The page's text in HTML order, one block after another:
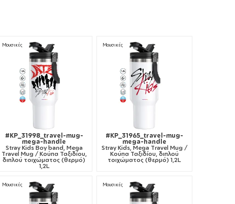
Μουσικές
#KP_31998_travel-mug-
mega-handle
Stray Kids Boy band, Mega
Travel Mug / Κούπα Ταξιδίου,
διπλού τοιχώματος (θερμό)
1,2L
Μουσικές
#KP_31965_travel-mug-
mega-handle
Stray Kids, Mega Travel Mug /
Κούπα Ταξιδίου, διπλού
τοιχώματος (θερμό) 1,2L
Μουσικές Μουσικές